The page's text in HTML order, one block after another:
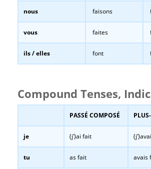
nous faisons
vous faites
ils / elles font
Compound Tenses,
PASSÉ COMPOSÉ
je (j’)ai fait
tu as fait avais